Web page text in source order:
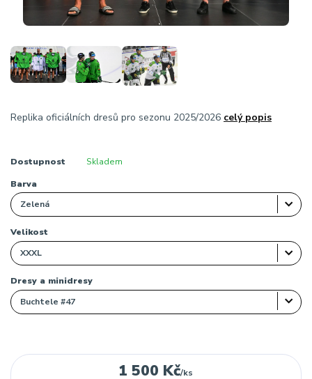
Replika oficiálních dresů pro sezonu 2025/2026 celý popis
Dostupnost Skladem
Barva
Velikost
Dresy a minidresy
1 500 Kč/ks